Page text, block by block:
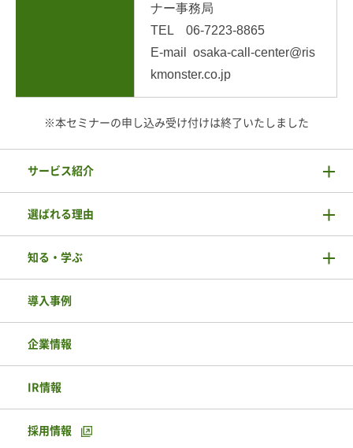
ナー事務局
TEL 06-7223-8865
E-mail osaka-call-center@ris
kmonster.co.jp
※本セミナーの申し込み受け付けは終了いたしました
サービス紹介
選ばれる理由
知る・学ぶ
導入事例
企業情報
IR情報
採用情報